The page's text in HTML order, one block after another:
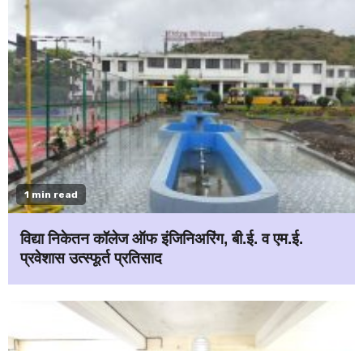
1 min read
विद्या निकेतन कॉलेज ऑफ इंजिनिअरिंग, बी.ई. व एम.ई.
प्रवेशास उत्स्फूर्त प्रतिसाद